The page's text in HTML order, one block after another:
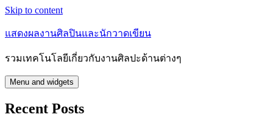
Skip to content
แสดงผลงานศิลปินและนักวาดเขียน
รวมเทคโนโลยีเกี่ยวกับงานศิลปะด้านต่างๆ
Menu and widgets
Recent Posts